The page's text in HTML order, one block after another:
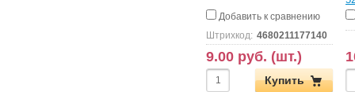
Добавить к сравнению
Штрихкод: 4680211177140
9.00 руб. (шт.)
Купить